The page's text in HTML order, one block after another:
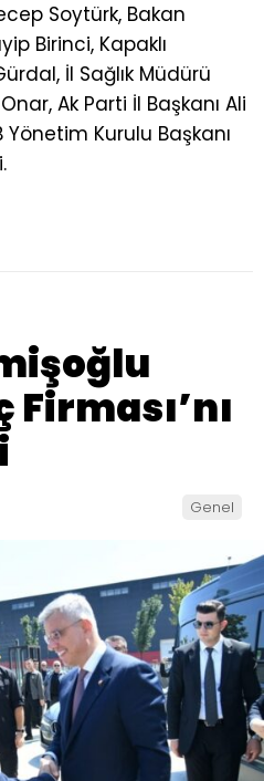
Soytürk, Bakan
Birinci, Kapaklı
İl Sağlık Müdürü
Ak Parti İl Başkanı Ali
Yönetim Kurulu Başkanı
Genel